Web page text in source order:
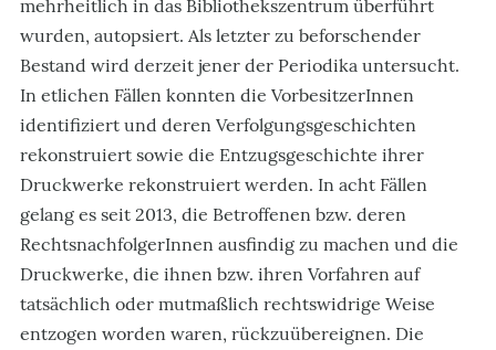
mehrheitlich in das Bibliothekszentrum überführt
wurden, autopsiert. Als letzter zu beforschender
Bestand wird derzeit jener der Periodika untersucht.
In etlichen Fällen konnten die VorbesitzerInnen
identifiziert und deren Verfolgungsgeschichten
rekonstruiert sowie die Entzugsgeschichte ihrer
Druckwerke rekonstruiert werden. In acht Fällen
gelang es seit 2013, die Betroffenen bzw. deren
RechtsnachfolgerInnen ausfindig zu machen und die
Druckwerke, die ihnen bzw. ihren Vorfahren auf
tatsächlich oder mutmaßlich rechtswidrige Weise
entzogen worden waren, rückzuübereignen. Die